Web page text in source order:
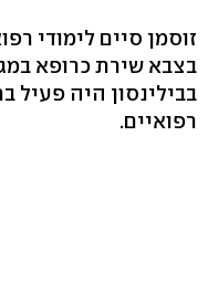
זוסמן סיים לימודי
בצבא שירת כרופא
בבילינסון היה פעיל
רפואיים.